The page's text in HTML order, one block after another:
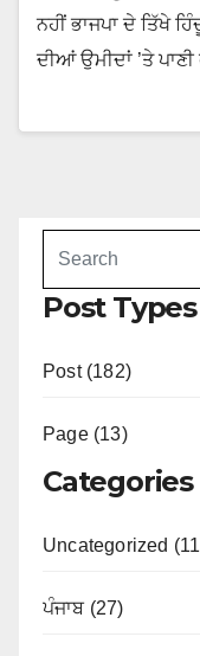
ਨਹੀਂ ਭਾਜਪਾ ਦੇ ਤਿੱਖੇ
ਦੀਆਂ ਉਮੀਦਾਂ ’ਤੇ
Post Types
Post (182)
Page (13)
Categories
Uncategorized
ਪੰਜਾਬ (27)